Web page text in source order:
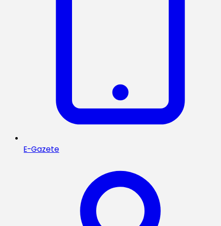
E-Gazete